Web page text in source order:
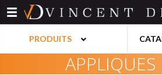
Aller
au
PRODUITS
APPLIQUES